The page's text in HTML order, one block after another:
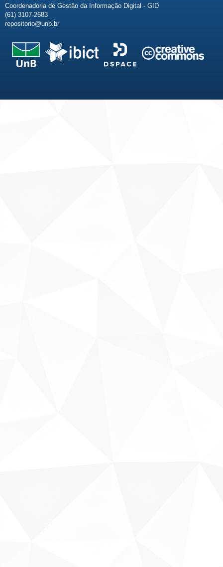
Coordenadoria de Gestão da Informação Digital - GID
(61) 3107-2683
repositorio@unb.br